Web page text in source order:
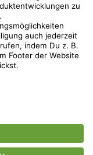
Preisempfehlung des